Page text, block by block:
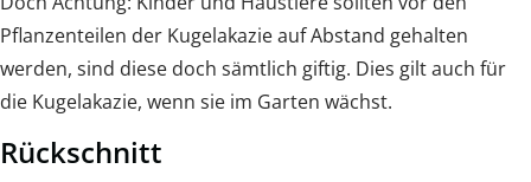
Pflanzenteilen der Kugelakazie auf Abstand gehalten
werden, sind diese doch sämtlich giftig. Dies gilt auch für
die Kugelakazie, wenn sie im Garten wächst.
Rückschnitt